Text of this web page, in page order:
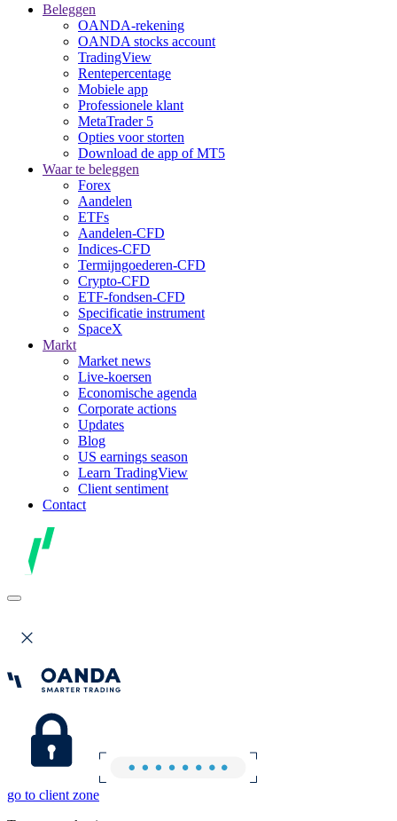
Beleggen
OANDA-rekening
OANDA stocks account
TradingView
Rentepercentage
Mobiele app
Professionele klant
MetaTrader 5
Opties voor storten
Download de app of MT5
Waar te beleggen
Forex
Aandelen
ETFs
Aandelen-CFD
Indices-CFD
Termijngoederen-CFD
Crypto-CFD
ETF-fondsen-CFD
Specificatie instrument
SpaceX
Markt
Market news
Live-koersen
Economische agenda
Corporate actions
Updates
Blog
US earnings season
Learn TradingView
Client sentiment
Contact
go to client zone